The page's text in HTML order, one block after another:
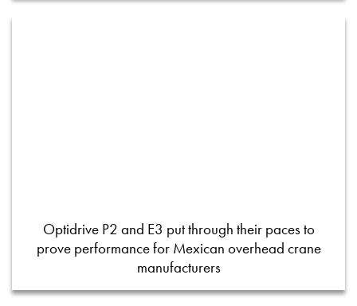
Optidrive P2 and E3 put through their paces to
prove performance for Mexican overhead crane
manufacturers